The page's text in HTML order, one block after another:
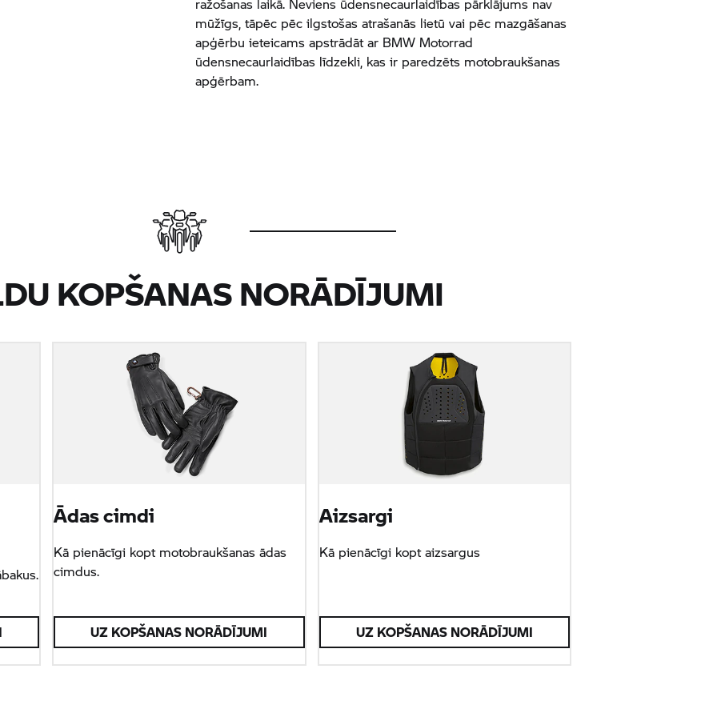
mūžīgs, tāpēc pēc ilgstošas atrašanās lietū vai pēc mazgāšanas
apģērbu ieteicams apstrādāt ar BMW Motorrad
ūdensnecaurlaidības līdzekli, kas ir paredzēts motobraukšanas
apģērbam.
KOPŠANAS NORĀDĪJUMI
Ādas cimdi
Kā pienācīgi kopt motobraukšanas ādas
cimdus.
UZ KOPŠANAS NORĀDĪJUMI
Aizsargi
Kā pienācīgi kopt aizsargus
UZ KOPŠANAS NORĀDĪJUMI